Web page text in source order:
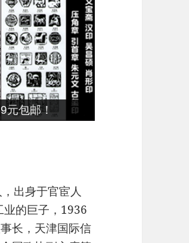
元包邮！
出身于官宦人
的巨子，1936
长，天津国际信